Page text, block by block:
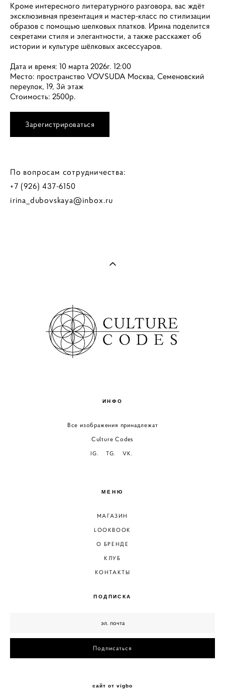
Кроме интересного литературного разговора, вас ждёт
эксклюзивная презентация и мастер-класс по стилизации
образов с помощью шелковых платков. Ирина поделится
секретами стиля и элегантности, а также расскажет об
истории и культуре шёлковых аксессуаров.
Дата и время: 10 марта 2026г. 12:00
Место: пространство VOVSUDA Москва, Семеновский
переулок, 19, 3й этаж
Стоимость: 2500р.
Зарегистрироваться
По вопросам сотрудничества:
+7 (926) 437-6150
irina_dubovskaya@inbox.ru
ИНФО
Все изображения принадлежат
Culture Codes
IG.
TG. VK.
МЕНЮ
МАГАЗИН
LOOKBOOK
О БРЕНДЕ
КЛУБ
КОНТАКТЫ
ПОДПИСКА
Подписаться
сайт от vigbo